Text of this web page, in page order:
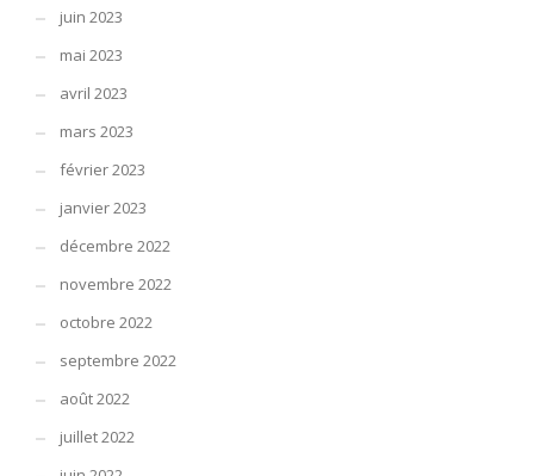
juin 2023
mai 2023
avril 2023
mars 2023
février 2023
janvier 2023
décembre 2022
novembre 2022
octobre 2022
septembre 2022
août 2022
juillet 2022